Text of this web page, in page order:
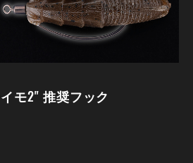
モ2" 推奨フック